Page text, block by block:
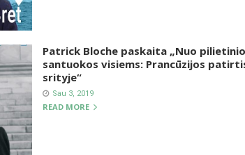
Patrick Bloche paskaita „Nuo
santuokos visiems: Prancūzijos
srityje“
Sau 3, 2019
READ MORE